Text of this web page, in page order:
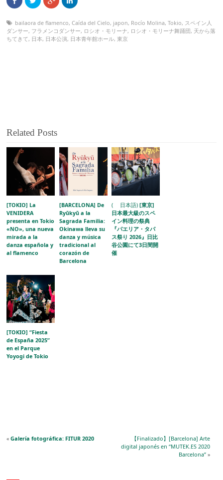
bailaora de flamenco,Caída del Cielo, japon, Rocío Molina,Tokio, スペイン人
ダンサー, フラメンコダンサー, ロシオ・モリーナ, ロシオ・モリーナ舞踊団, 天から落
ちてきて, 日本, 日本公演, 日本青年館ホール,東京
Related Posts
[TOKIO] La
VENIDERA
presenta en Tokio
«NO», una nueva
mirada a la
danza española y
al flamenco
[BARCELONA] De
Ryūkyū a la
Sagrada Familia:
Okinawa lleva su
danza y música
tradicional al
corazón de
Barcelona
( 日本語)[東京]
日本最大級のスペ
イン料理の祭典
『パエリア・タパ
ス祭り 2026』日比
谷公園にて3日間開
催
[TOKIO] “Fiesta
de España 2025”
en el Parque
Yoyogi de Tokio
«Galería fotográfica: FITUR 2020
【Finalizado】[Barcelona] Arte
digital japonés en “MUTEK.ES 2020
Barcelona”»